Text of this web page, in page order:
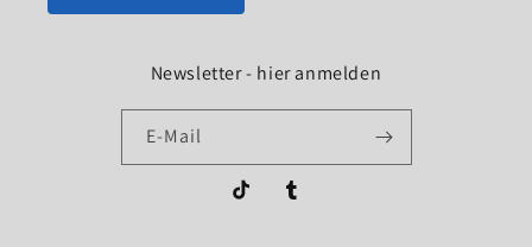
Newsletter - hier anmelden
E-Mail
TikTok Tumblr